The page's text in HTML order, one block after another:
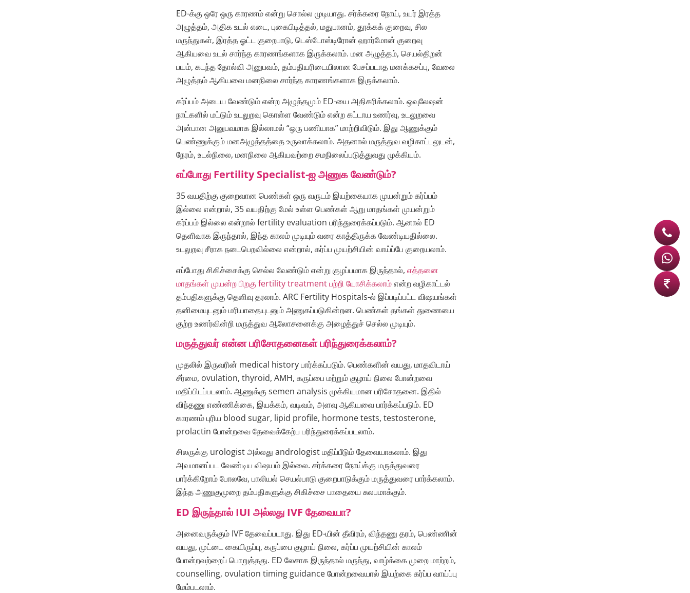
ED-க்கு ஒரே ஒரு காரணம் என்று சொல்ல முடியாது. சர்க்கரை நோய், உயர் இரத்த
அழுத்தம், அதிக உடல் எடை, புகைபிடித்தல், மதுபானம், தூக்கக் குறைவு, சில
மருந்துகள், இரத்த ஓட்ட குறைபாடு, டெஸ்டோஸ்டிரோன் ஹார்மோன் குறைவு
ஆகியவை உடல் சார்ந்த காரணங்களாக இருக்கலாம். மன அழுத்தம், செயல்திறன்
பயம், கடந்த தோல்வி அனுபவம், தம்பதியரிடையிலான பேசப்படாத மனக்கசப்பு, வேலை
அழுத்தம் ஆகியவை மனநிலை சார்ந்த காரணங்களாக இருக்கலாம்.
கர்ப்பம் அடைய வேண்டும் என்ற அழுத்தமும் ED-யை அதிகரிக்கலாம். ஒவுலேஷன்
நாட்களில் மட்டும் உடலுறவு கொள்ள வேண்டும் என்ற கட்டாய உணர்வு, உடலுறவை
அன்பான அனுபவமாக இல்லாமல் “ஒரு பணியாக” மாற்றிவிடும். இது ஆணுக்கும்
பெண்ணுக்கும் மனஅழுத்தத்தை உருவாக்கலாம். அதனால் மருத்துவ வழிகாட்டலுடன்,
நேரம், உடல்நிலை, மனநிலை ஆகியவற்றை சமநிலைப்படுத்துவது முக்கியம்.
எப்போது Fertility Specialist-ஐ அணுக வேண்டும்?
35 வயதிற்கு குறைவான பெண்கள் ஒரு வருடம் இயற்கையாக முயன்றும் கர்ப்பம்
இல்லை என்றால், 35 வயதிற்கு மேல் உள்ள பெண்கள் ஆறு மாதங்கள் முயன்றும்
கர்ப்பம் இல்லை என்றால் fertility evaluation பரிந்துரைக்கப்படும். ஆனால் ED
தெளிவாக இருந்தால், இந்த காலம் முடியும் வரை காத்திருக்க வேண்டியதில்லை.
உடலுறவு சீராக நடைபெறவில்லை என்றால், கர்ப்ப முயற்சியின் வாய்ப்பே குறையலாம்.
எப்போது சிகிச்சைக்கு செல்ல வேண்டும் என்று குழப்பமாக இருந்தால்,எத்தனை
மாதங்கள் முயன்ற பிறகு fertility treatment பற்றி யோசிக்கலாம்என்ற வழிகாட்டல்
தம்பதிகளுக்கு தெளிவு தரலாம். ARC Fertility Hospitals-ல் இப்படிப்பட்ட விஷயங்கள்
தனிமையுடனும் மரியாதையுடனும் அணுகப்படுகின்றன. பெண்கள் தங்கள் துணையை
குற்ற உணர்வின்றி மருத்துவ ஆலோசனைக்கு அழைத்துச் செல்ல முடியும்.
மருத்துவர் என்ன பரிசோதனைகள் பரிந்துரைக்கலாம்?
முதலில் இருவரின் medical history பார்க்கப்படும். பெண்களின் வயது, மாதவிடாய்
சீர்மை, ovulation, thyroid, AMH, கருப்பை மற்றும் குழாய் நிலை போன்றவை
மதிப்பிடப்படலாம். ஆணுக்கு semen analysis முக்கியமான பரிசோதனை. இதில்
விந்தணு எண்ணிக்கை, இயக்கம், வடிவம், அளவு ஆகியவை பார்க்கப்படும். ED
காரணம் புரிய blood sugar, lipid profile, hormone tests, testosterone,
prolactin போன்றவை தேவைக்கேற்ப பரிந்துரைக்கப்படலாம்.
சிலருக்கு urologist அல்லது andrologist மதிப்பீடும் தேவையாகலாம். இது
அவமானப்பட வேண்டிய விஷயம் இல்லை. சர்க்கரை நோய்க்கு மருத்துவரை
பார்க்கிறோம் போலவே, பாலியல் செயல்பாடு குறைபாடுக்கும் மருத்துவரை பார்க்கலாம்.
இந்த அணுகுமுறை தம்பதிகளுக்கு சிகிச்சை பாதையை சுலபமாக்கும்.
ED இருந்தால் IUI அல்லது IVF தேவையா?
அனைவருக்கும் IVF தேவைப்படாது. இது ED-யின் தீவிரம், விந்தணு தரம், பெண்ணின்
வயது, முட்டை கையிருப்பு, கருப்பை குழாய் நிலை, கர்ப்ப முயற்சியின் காலம்
போன்றவற்றைப் பொறுத்தது. ED லேசாக இருந்தால் மருந்து, வாழ்க்கை முறை மாற்றம்,
counselling, ovulation timing guidance போன்றவையால் இயற்கை கர்ப்ப வாய்ப்பு
மேம்படலாம்.